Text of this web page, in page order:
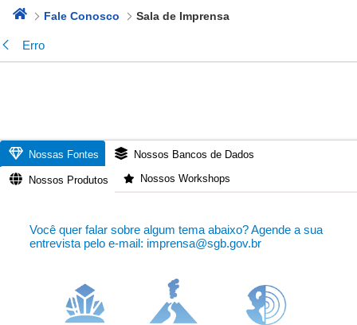
Fale Conosco Sala de Imprensa
Voltar
Erro
Nossas Fontes Nossos Bancos de Dados
Nossos Produtos Nossos Workshops
Você quer falar sobre algum tema abaixo? Agende a sua
entrevista pelo e-mail: imprensa@sgb.gov.br